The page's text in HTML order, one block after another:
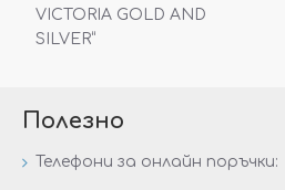
VICTORIA GOLD AND
SILVER“
Полезно
Телефони за онлайн поръчки: